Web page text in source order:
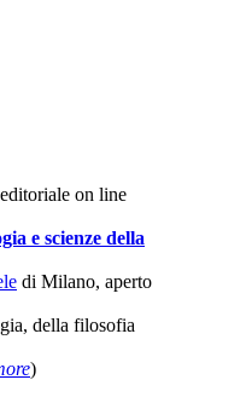
on line
e scienze della
di Milano, aperto
della filosofia
)